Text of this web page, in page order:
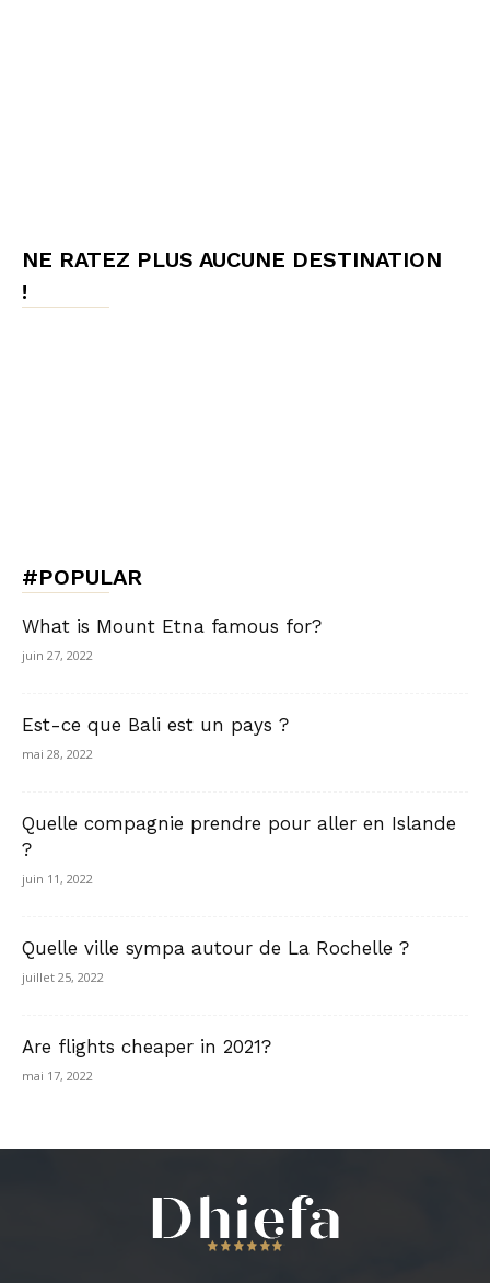
NE RATEZ PLUS AUCUNE DESTINATION
!
#POPULAR
What is Mount Etna famous for?
juin 27, 2022
Est-ce que Bali est un pays ?
mai 28, 2022
Quelle compagnie prendre pour aller en Islande
?
juin 11, 2022
Quelle ville sympa autour de La Rochelle ?
juillet 25, 2022
Are flights cheaper in 2021?
mai 17, 2022